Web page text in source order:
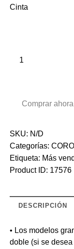
Cinta
Comprar ahora
SKU: N/D
Categorías:
Etiqueta: Más
Product ID: 17576
DESCRIPCIÓN
• Los modelos
doble (si se